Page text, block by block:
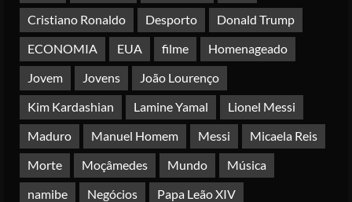
5
e Líbano
Posted on 4 months ago
Cristiano Ronaldo
Desporto
Donald Trump
ECONOMIA
EUA filme
Homenageado
Jovem
Jovens
João Lourenço
Kim Kardashian
Lamine Yamal
Lionel Messi
Maduro
Manuel Homem Messi
Micaela Reis
Morte
Moçâmedes Mundo
Música
namibe
Negócios
Papa Leão XIV